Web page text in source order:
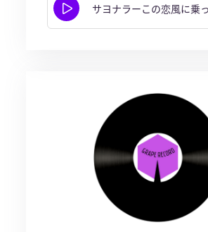
サヨナラーこの恋風に乗